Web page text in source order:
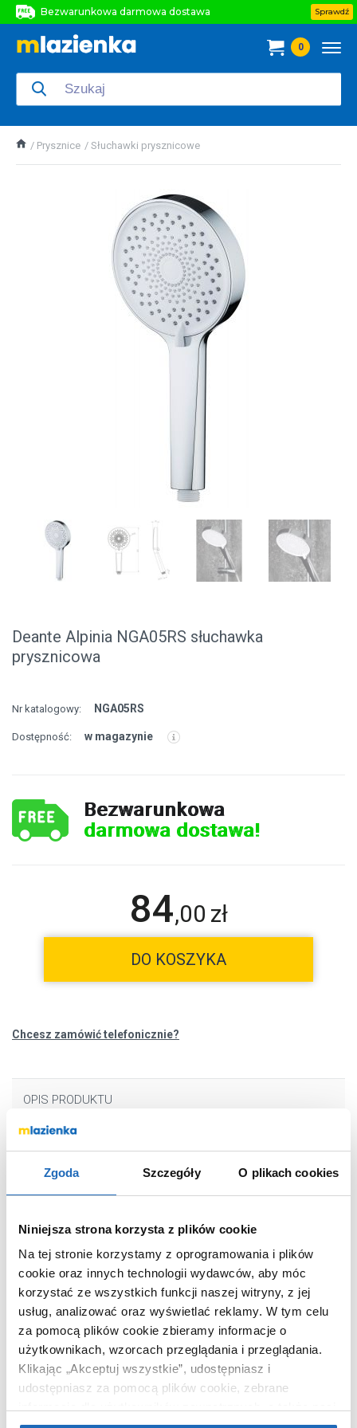
Zgoda Szczegóły O plikach cookies
Niniejsza strona korzysta z plików cookie
Na tej stronie korzystamy z oprogramowania i plików
cookie oraz innych technologii wydawców, aby móc
korzystać ze wszystkich funkcji naszej witryny, z jej
usług, analizować oraz wyświetlać reklamy. W tym celu
za pomocą plików cookie zbieramy informacje o
użytkownikach, wzorcach przeglądania i przeglądania.
Klikając „Akceptuj wszystkie”, udostępniasz i
udostępniasz za pomocą plików cookie, zebrane
Bezwarunkowa darmowa dostawa
Bezwarunkowa darmowa dostawa
Sprawdź
0
Prysznice Słuchawki prysznicowe
Deante Alpinia NGA05RS słuchawka
prysznicowa
Nr katalogowy: NGA05RS
Dostępność: w magazynie
Bezwarunkowa
darmowa dostawa!
84,00 zł
DO KOSZYKA
Chcesz zamówić telefonicznie?
OPIS PRODUKTU
Ilość strumieni
3-strumieniowa
Kolor
chrom
Wymiary z
opakowaniem
5 x 30 x 13 cm
Waga z opakowaniem
0,26 kg
Dane producenta
Zobacz